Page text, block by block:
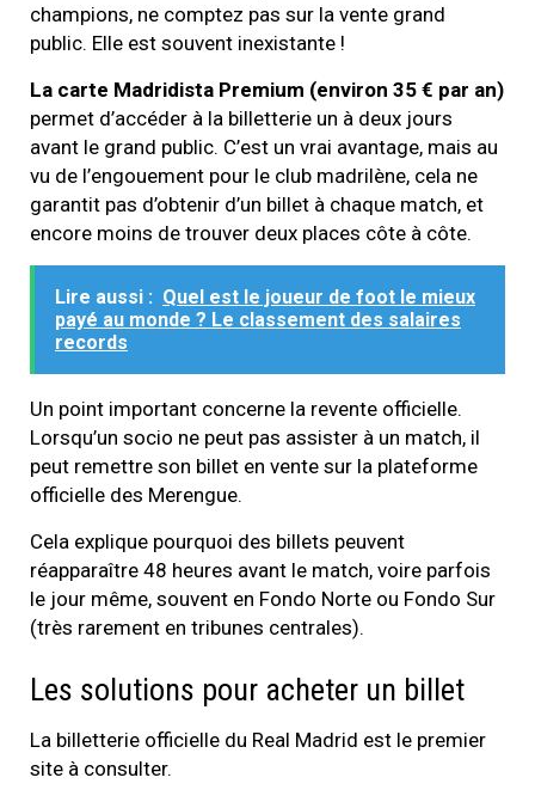
champions, ne comptez pas sur la vente grand
public. Elle est souvent inexistante !
La carte Madridista Premium (environ 35 € par an)
permet d’accéder à la billetterie un à deux jours
avant le grand public. C’est un vrai avantage, mais au
vu de l’engouement pour le club madrilène, cela ne
garantit pas d’obtenir d’un billet à chaque match, et
encore moins de trouver deux places côte à côte.
Lire aussi : Quel est le joueur de foot le mieux
payé au monde ? Le classement des salaires
records
Un point important concerne la revente officielle.
Lorsqu’un socio ne peut pas assister à un match, il
peut remettre son billet en vente sur la plateforme
officielle des Merengue.
Cela explique pourquoi des billets peuvent
réapparaître 48 heures avant le match, voire parfois
le jour même, souvent en Fondo Norte ou Fondo Sur
(très rarement en tribunes centrales).
Les solutions pour acheter un billet
La billetterie officielle du Real Madrid est le premier
site à consulter.